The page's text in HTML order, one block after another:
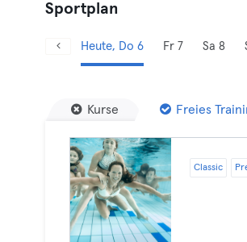
Sportplan
Heute, Do 6 Fr 7 Sa 8
Kurse Freies
Classic